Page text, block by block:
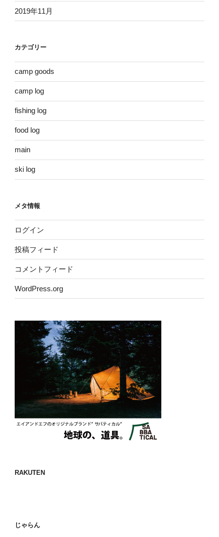
2019年11月
カテゴリー
camp goods
camp log
fishing log
food log
main
ski log
メタ情報
ログイン
投稿フィード
コメントフィード
WordPress.org
RAKUTEN